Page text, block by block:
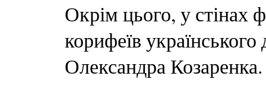
Окрім цього, у стінах
корифеїв
Олександра Козаренка.